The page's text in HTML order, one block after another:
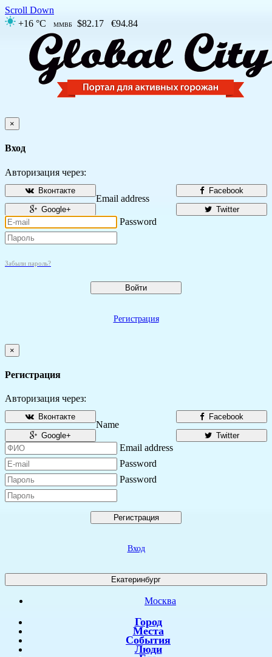
Scroll Down
+16 °C
ММВБ $82.17 €94.84
×
Вход
Авторизация через:
Facebook
Вконтакте
Twitter
Google+
Email address
Password
Забыли пароль?
Войти
Регистрация
×
Регистрация
Авторизация через:
Facebook
Вконтакте
Twitter
Google+
Name
Email address
Password
Password
Регистрация
Вход
Екатеринбург
Москва
Город
Места
События
Люди